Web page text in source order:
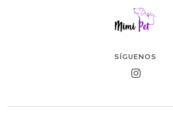
SÍGUENOS